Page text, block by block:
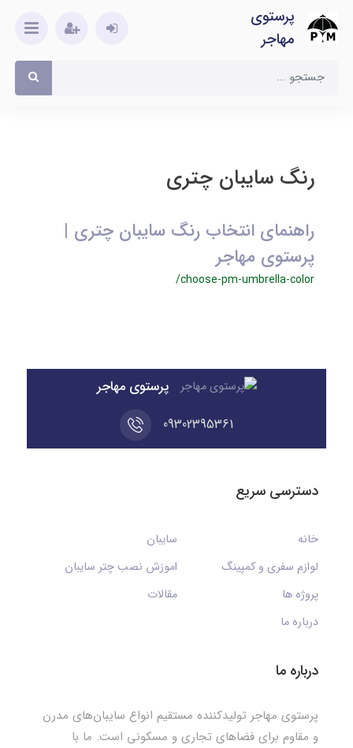
پرستوی
مهاجر
رنگ سایبان چتری
راهنمای انتخاب رنگ سایبان چتری |
پرستوی مهاجر
/choose-pm-umbrella-color
پرستوی مهاجر
09302395361
دسترسی سریع
خانه
سایبان
لوازم سفری و کمپینگ
اموزش نصب چتر سایبان
پروژه ها
مقالات
درباره ما
درباره ما
پرستوی مهاجر تولیدکننده مستقیم انواع سایبان‌های مدرن
و مقاوم برای فضاهای تجاری و مسکونی است. ما با